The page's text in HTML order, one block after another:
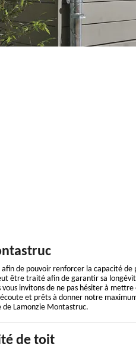
de pouvoir renforcer la capacité de
être traité afin de garantir sa
invitons de ne pas hésiter à
et prêts à donner notre
Lamonzie Montastruc.
de toit